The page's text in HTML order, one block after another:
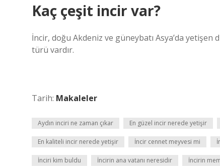
Kaç çeşit incir var?
İncir, doğu Akdeniz ve güneybatı Asya’da
türü vardır.
Tarih: Makaleler
Aydın inciri ne zaman çıkar En güzel incir nerede yetişir
En kaliteli incir nerede yetişir İncir cennet meyvesi mi
İnciri kim buldu İncirin ana vatanı neresidir İncirin